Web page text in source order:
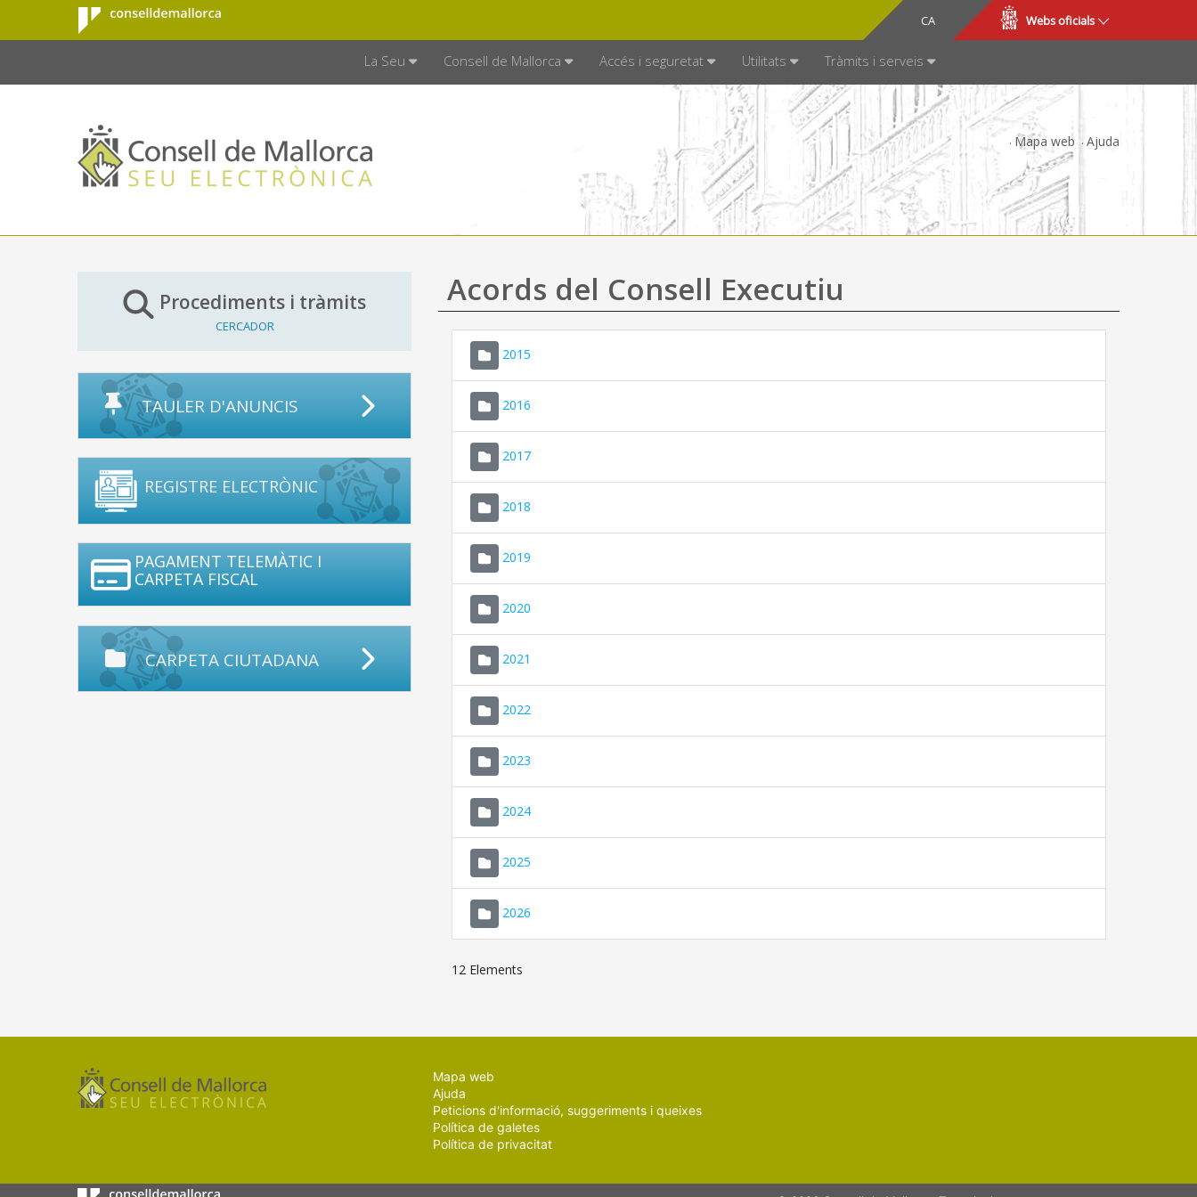
Salta al contingut principal
Consell de
Mallorca
CA
ES Webs oficials
La Seu Consell de Mallorca Accés i seguretat Utilitats Tràmits i serveis
Mapa web Ajuda
Procediments i tràmits
CERCADOR
TAULER D'ANUNCIS
REGISTRE ELECTRÒNIC
PAGAMENT TELEMÀTIC I
CARPETA FISCAL
CARPETA CIUTADANA
Acords del Consell Executiu
2015
2016
2017
2018
2019
2020
2021
2022
2023
2024
2025
2026
12 Elements
Mapa web
Ajuda
Peticions d'informació, suggeriments i queixes
Política de galetes
Política de privacitat